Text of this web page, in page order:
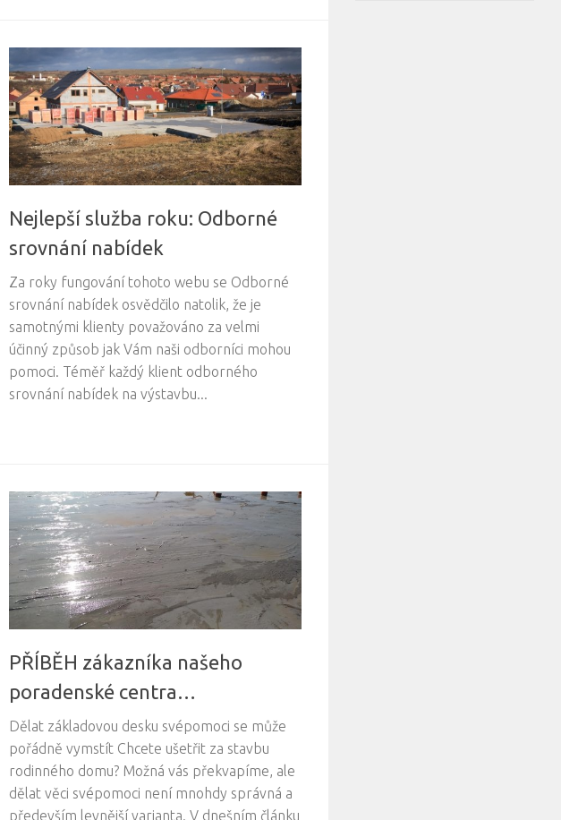
Nejlepší služba roku: Odborné
srovnání nabídek
Za roky fungování tohoto webu se Odborné
srovnání nabídek osvědčilo natolik, že je
samotnými klienty považováno za velmi
účinný způsob jak Vám naši odborníci mohou
pomoci. Téměř každý klient odborného
srovnání nabídek na výstavbu...
PŘÍBĚH zákazníka našeho
poradenské centra…
Dělat základovou desku svépomoci se může
pořádně vymstít Chcete ušetřit za stavbu
rodinného domu? Možná vás překvapíme, ale
dělat věci svépomoci není mnohdy správná a
především levnější varianta. V dnešním článku